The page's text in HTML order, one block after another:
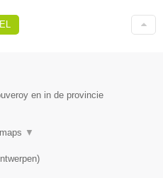
en in de provincie
▼
)